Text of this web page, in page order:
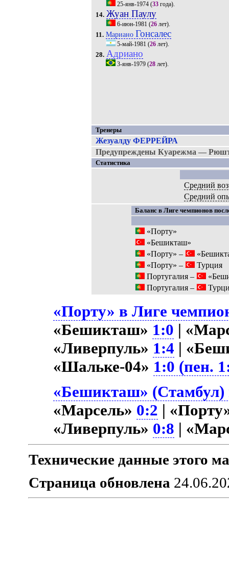
25-янв-1974(33года).
14. Жуан Паулу
6-июн-1981 (26лет).
11. Мариано Гонсалес
5-май-1981 (26лет).
28. Адриано
3-янв-1979(28лет).
Тренеры
Жезуалду ФЕРРЕЙРА
Предупреждены Куарежма —
Статистика
Средний
Средний
Баланс в Лиге чемпионов
«Порту»
«Бешикташ»
«Порту» –
«Порту» –
Турция
Португалия –
Португалия –
«Порту» в Лиге
«Бешикташ» 1:0 |
«Ливерпуль» 1:4 |
«Шальке-04» 1:0 (пен.
«Бешикташ» (Стамбул)
«Марсель» 0:2 |
«Ливерпуль» 0:8 |
Технические данные этого
Страница обновлена